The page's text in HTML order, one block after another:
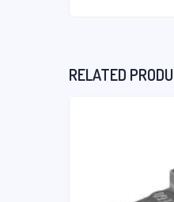
RELATED